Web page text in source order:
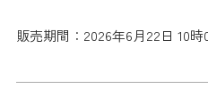
販売期間：2026年6月22日 10時